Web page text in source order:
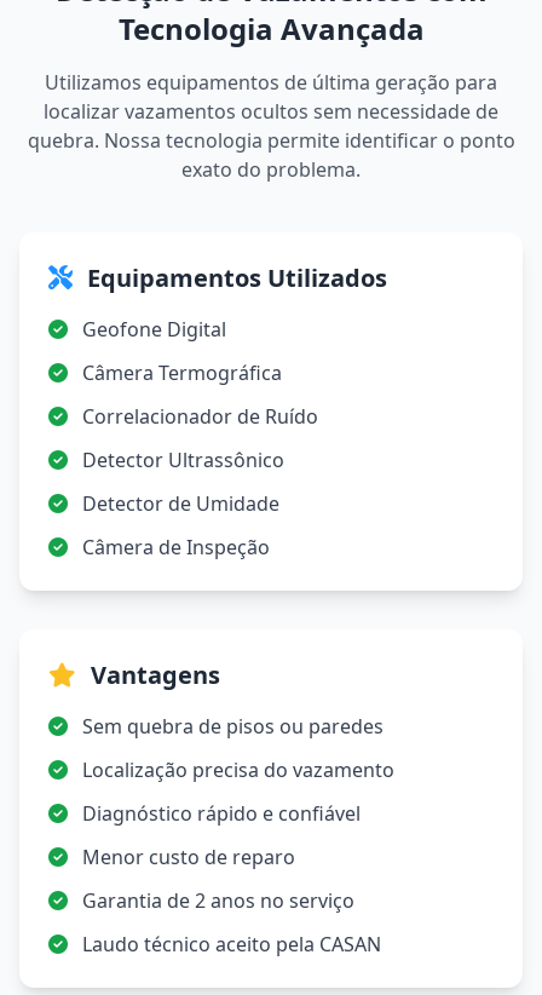
Tecnologia Avançada
Utilizamos equipamentos de última geração para
localizar vazamentos ocultos sem necessidade de
quebra. Nossa tecnologia permite identificar o ponto
exato do problema.
Equipamentos Utilizados
Geofone Digital
Câmera Termográfica
Correlacionador de Ruído
Detector Ultrassônico
Detector de Umidade
Câmera de Inspeção
Vantagens
Sem quebra de pisos ou paredes
Localização precisa do vazamento
Diagnóstico rápido e confiável
Menor custo de reparo
Garantia de 2 anos no serviço
Laudo técnico aceito pela CASAN